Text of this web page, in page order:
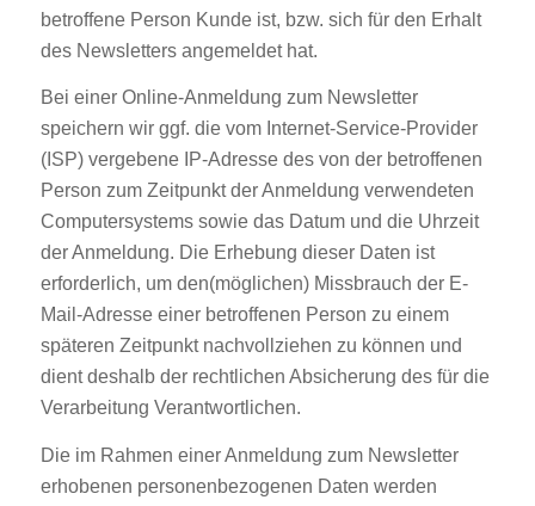
betroffene Person Kunde ist, bzw. sich für den Erhalt
des Newsletters angemeldet hat.
Bei einer Online-Anmeldung zum Newsletter
speichern wir ggf. die vom Internet-Service-Provider
(ISP) vergebene IP-Adresse des von der betroffenen
Person zum Zeitpunkt der Anmeldung verwendeten
Computersystems sowie das Datum und die Uhrzeit
der Anmeldung. Die Erhebung dieser Daten ist
erforderlich, um den(möglichen) Missbrauch der E-
Mail-Adresse einer betroffenen Person zu einem
späteren Zeitpunkt nachvollziehen zu können und
dient deshalb der rechtlichen Absicherung des für die
Verarbeitung Verantwortlichen.
Die im Rahmen einer Anmeldung zum Newsletter
erhobenen personenbezogenen Daten werden